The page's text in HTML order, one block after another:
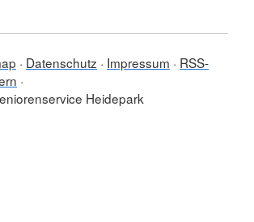
Datenschutz Impressum
RSS-
Heidepark